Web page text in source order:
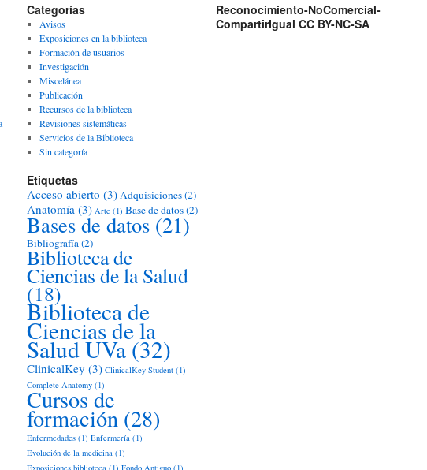
Categorías
Avisos
Exposiciones en la biblioteca
Formación de usuarios
Investigación
Miscelánea
Publicación
Recursos de la biblioteca
Revisiones sistemáticas
Servicios de la Biblioteca
Sin categoría
Etiquetas
Acceso abierto (3)Adquisiciones(2)
Anatomía (3) Arte (1) Base de datos(2)
Bases de datos (21)
Bibliografía(2)
Biblioteca de
Ciencias de la Salud
(18)
Biblioteca de
Ciencias de la
Salud UVa(32)
ClinicalKey (3) ClinicalKey Student (1)
Complete Anatomy (1)
Cursos de
formación (28)
Enfermedades (1) Enfermería (1)
Evolución de la medicina (1)
Exposiciones biblioteca (1) Fondo Antiguo (1)
Reconocimiento-NoComercial-
CompartirIgual CC BY-NC-SA